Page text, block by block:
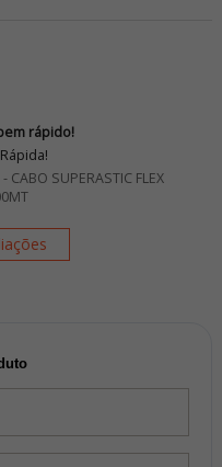
rápido!
SUPERASTIC FLEX